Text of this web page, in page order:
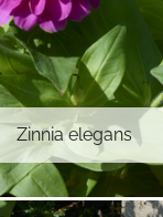
Zinnia elegans